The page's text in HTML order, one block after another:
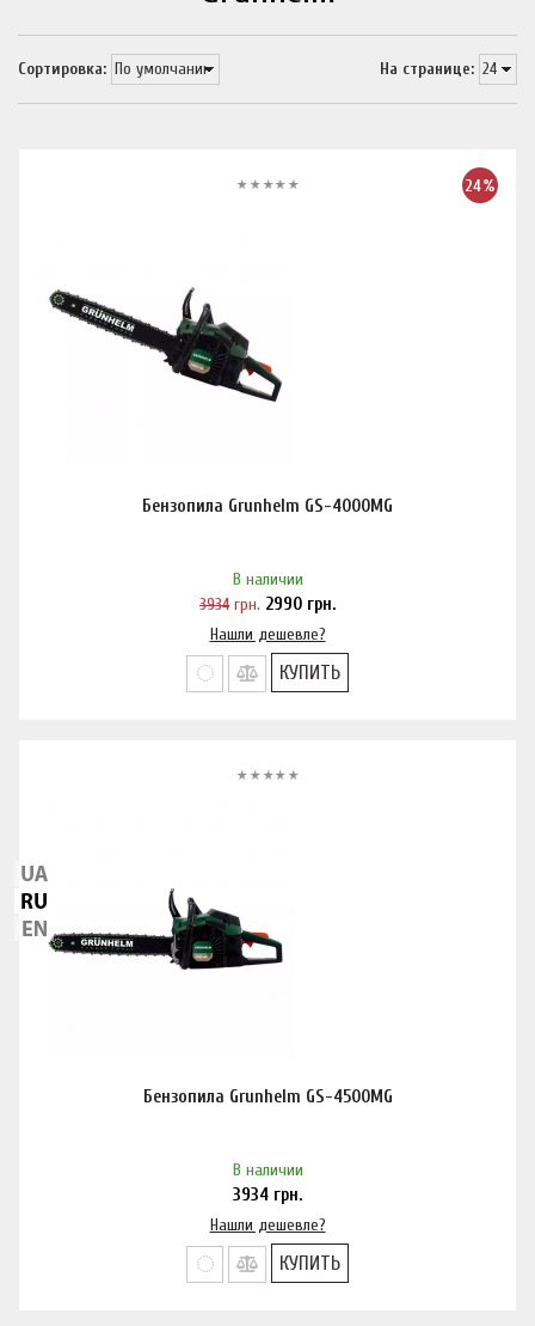
На странице:
Сортировка:
24%
Бензопила Grunhelm GS-4000MG
В наличии
3934 грн. 2990 грн.
Нашли дешевле?
КУПИТЬ
Бензопила Grunhelm GS-4500MG
В наличии
3934 грн.
Нашли дешевле?
КУПИТЬ